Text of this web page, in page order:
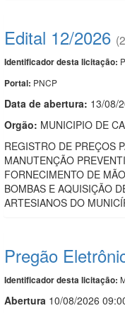
Edital 12/2026
Identificador desta licitação:
Portal: PNCP
Data de abertura: 13/08/
Orgão: MUNICIPIO DE
REGISTRO DE PREÇOS
MANUTENÇÃO
FORNECIMENTO DE
BOMBAS E AQUISIÇÃO
ARTESIANOS DO
Pregão
Identificador desta licitação:
Abertura 10/08/2026